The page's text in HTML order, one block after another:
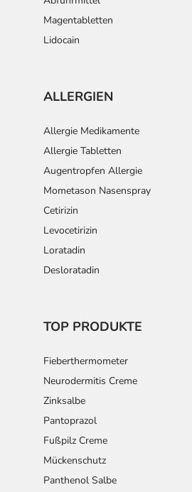
Magentabletten
Lidocain
ALLERGIEN
Allergie Medikamente
Allergie Tabletten
Augentropfen Allergie
Mometason Nasenspray
Cetirizin
Levocetirizin
Loratadin
Desloratadin
TOP PRODUKTE
Fieberthermometer
Neurodermitis Creme
Zinksalbe
Pantoprazol
Fußpilz Creme
Mückenschutz
Panthenol Salbe